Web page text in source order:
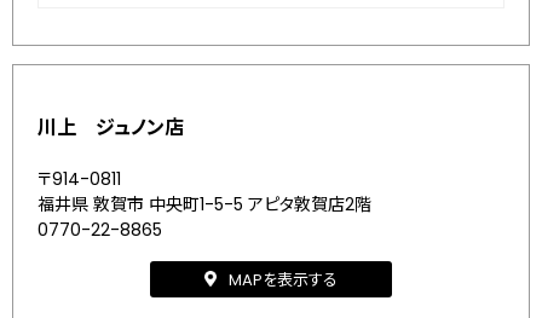
川上 ジュノン店
〒914-0811
福井県 敦賀市 中央町1-5-5 アピタ敦賀店2階
0770-22-8865
MAPを表示する